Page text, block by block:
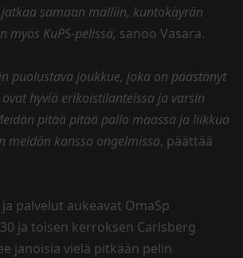
jatkaa samaan malliin, kuntokäyrän
myös KuPS-pelissä, sanoo Vasara.
puolustava joukkue, joka on päästänyt
hyviä erikoistilanteissa ja varsin
pitää pitää pallo maassa ja liikkua
meidän kanssa ongelmissa, päättää
palvelut aukeavat OmaSp
ja toisen kerroksen Carlsberg
janoisia vielä pitkään pelin